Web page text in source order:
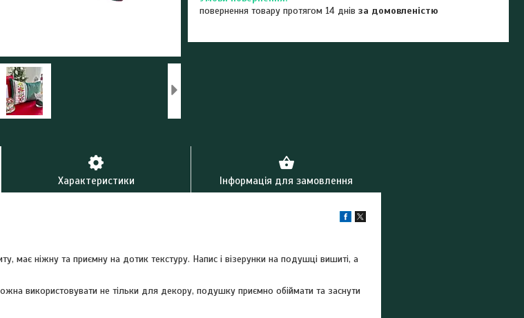
повернення товару протягом 14 днівза домовленістю
Характеристики Інформація для замовлення
має ніжну та приємну на дотик текстуру. Напис і візерунки на подушці вишиті, а
використовувати не тільки для декору, подушку приємно обіймати та заснути